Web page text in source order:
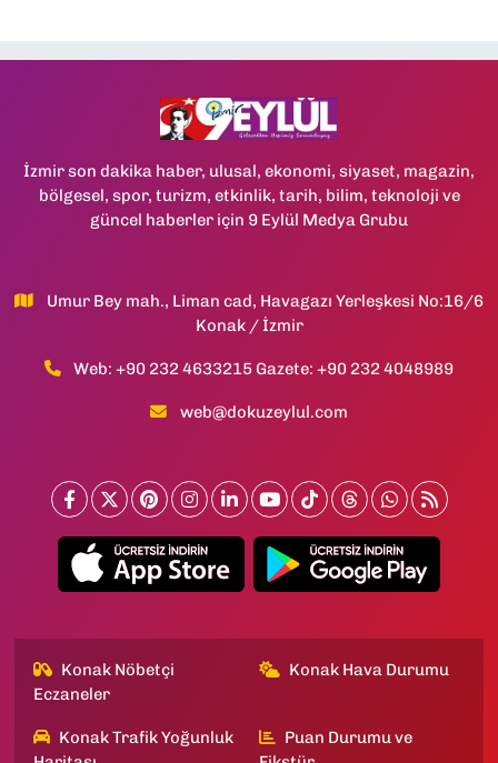
İzmir son dakika haber, ulusal, ekonomi, siyaset, magazin,
bölgesel, spor, turizm, etkinlik, tarih, bilim, teknoloji ve
güncel haberler için 9 Eylül Medya Grubu
Umur Bey mah., Liman cad, Havagazı Yerleşkesi No:16/6
Konak / İzmir
Web: +90 232 4633215 Gazete: +90 232 4048989
web@dokuzeylul.com
Konak Nöbetçi
Eczaneler
Konak Hava Durumu
Konak Trafik Yoğunluk
Puan Durumu ve